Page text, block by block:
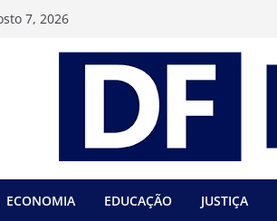
7, 2026
ECONOMIA EDUCAÇÃO JUSTIÇA